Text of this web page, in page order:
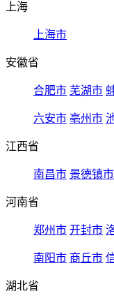
上海
上海市
安徽省
合肥市 芜湖市
六安市 亳州市
江西省
南昌市 景德镇市
河南省
郑州市 开封市
南阳市 商丘市
湖北省